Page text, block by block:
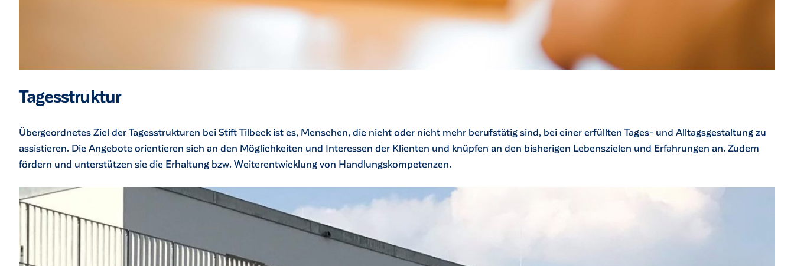
Tagesstruktur
Übergeordnetes Ziel der Tagesstrukturen bei Stift Tilbeck ist es, Menschen, die nicht oder nicht mehr berufstätig sind, bei einer erfüllten Tages- und Alltagsgestaltung zu
assistieren. Die Angebote orientieren sich an den Möglichkeiten und Interessen der Klienten und knüpfen an den bisherigen Lebenszielen und Erfahrungen an. Zudem
fördern und unterstützen sie die Erhaltung bzw. Weiterentwicklung von Handlungskompetenzen.